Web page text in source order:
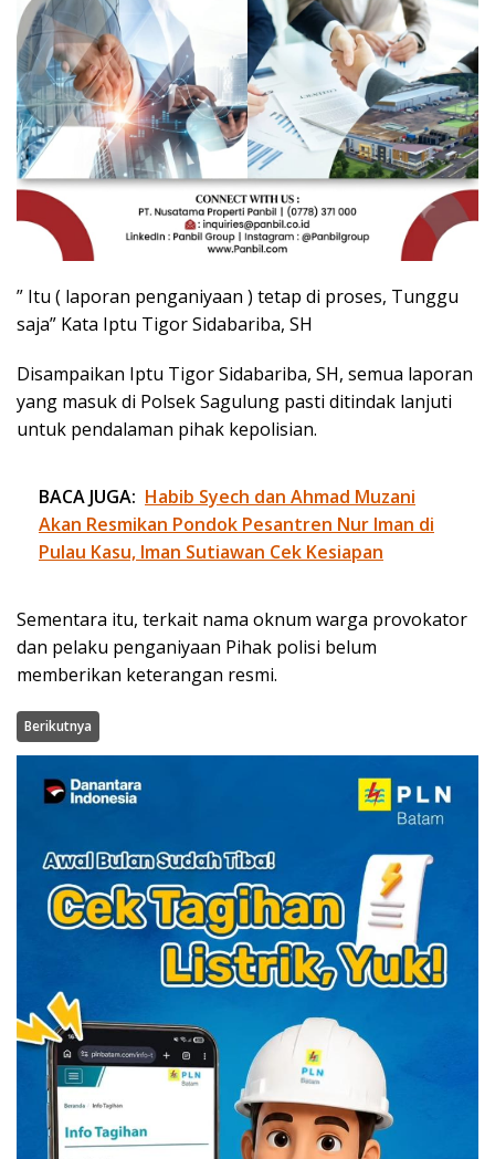
” Itu ( laporan penganiyaan ) tetap di proses, Tunggu
saja” Kata Iptu Tigor Sidabariba, SH
Disampaikan Iptu Tigor Sidabariba, SH, semua laporan
yang masuk di Polsek Sagulung pasti ditindak lanjuti
untuk pendalaman pihak kepolisian.
BACA JUGA: Habib Syech dan Ahmad Muzani
Akan Resmikan Pondok Pesantren Nur Iman di
Pulau Kasu, Iman Sutiawan Cek Kesiapan
Sementara itu, terkait nama oknum warga provokator
dan pelaku penganiyaan Pihak polisi belum
memberikan keterangan resmi.
Berikutnya